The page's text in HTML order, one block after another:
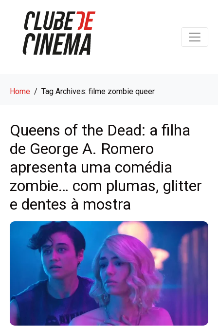
Home Tag Archives: filme zombie queer
Queens of the Dead: a filha
de George A. Romero
apresenta uma comédia
zombie… com plumas, glitter
e dentes à mostra